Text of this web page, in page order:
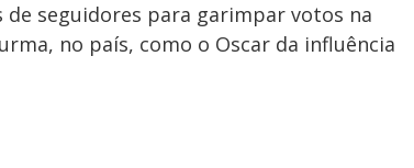
seguidores para garimpar votos na
no país, como o Oscar da influência